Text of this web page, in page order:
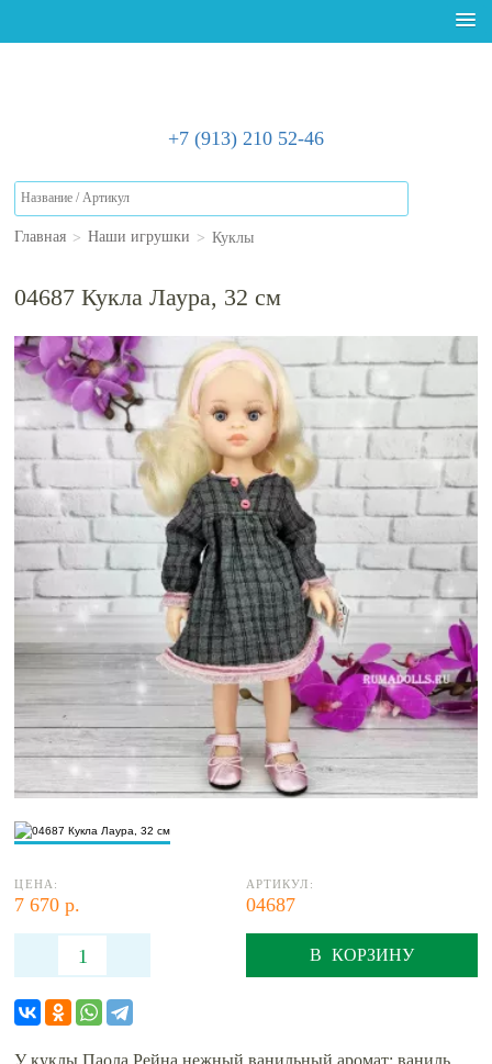
+7 (913) 210 52-46
Главная > Наши игрушки > Куклы
04687 Кукла Лаура, 32 см
ЦЕНА:
7 670 р.
АРТИКУЛ:
04687
В КОРЗИНУ